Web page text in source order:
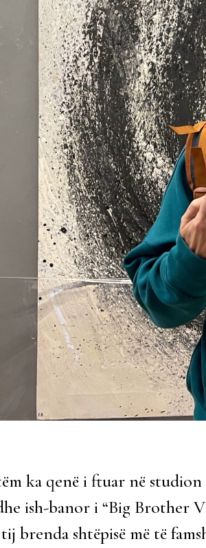
ka qenë i ftuar në
ish-banor i “Big Brother
brenda shtëpisë më të